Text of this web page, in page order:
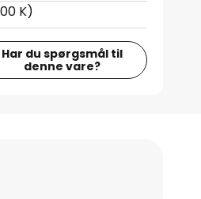
K)
Har du spørgsmål til
denne vare?